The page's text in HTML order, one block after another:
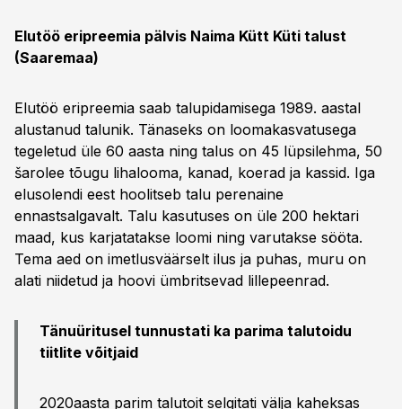
Elutöö eripreemia pälvis Naima Kütt Küti talust
(Saaremaa)
Elutöö eripreemia saab talupidamisega 1989. aastal
alustanud talunik. Tänaseks on loomakasvatusega
tegeletud üle 60 aasta ning talus on 45 lüpsilehma, 50
šarolee tõugu lihalooma, kanad, koerad ja kassid. Iga
elusolendi eest hoolitseb talu perenaine
ennastsalgavalt. Talu kasutuses on üle 200 hektari
maad, kus karjatatakse loomi ning varutakse sööta.
Tema aed on imetlusväärselt ilus ja puhas, muru on
alati niidetud ja hoovi ümbritsevad lillepeenrad.
Tänuüritusel tunnustati ka parima talutoidu
tiitlite võitjaid
2020aasta parim talutoit selgitati välja kaheksas